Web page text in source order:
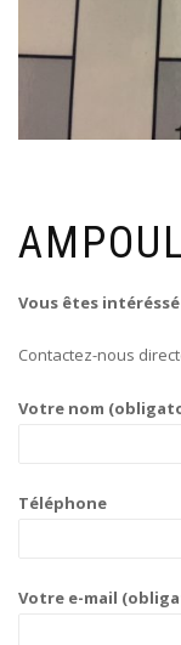
Vous êtes intéréssé
Contactez-nous
Votre nom
Téléphone
Votre e-mail